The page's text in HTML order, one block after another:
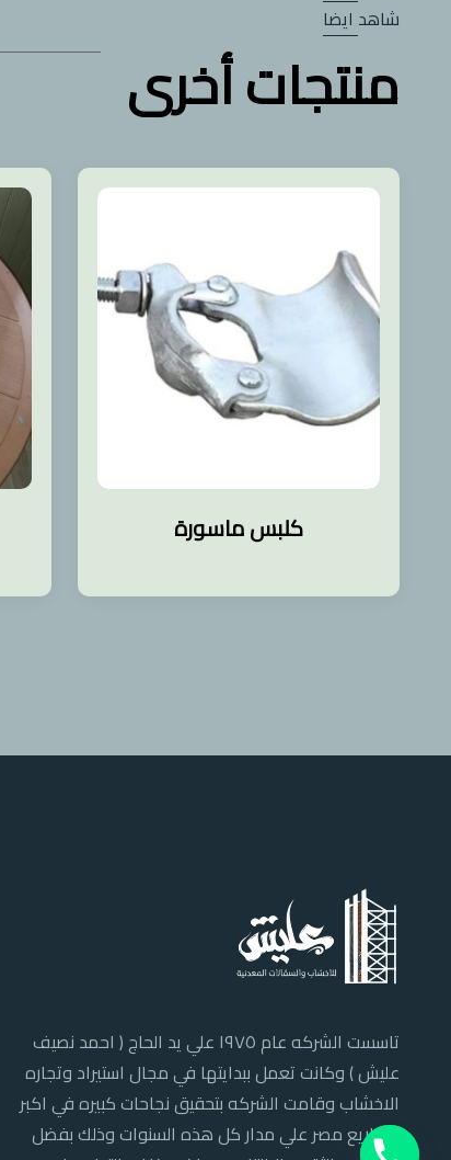
شاهد ايضا
منتجات أخرى
كلبس ماسورة
تاسست الشركه عام ١٩٧٥ علي يد الحاج ( احمد نصيف
عليش ) وكانت تعمل ببدايتها في مجال استيراد وتجاره
الاخشاب وقامت الشركه بتحقيق نجاحات كبيره في اكبر
مشاريع مصر علي مدار كل هذه السنوات وذلك بفضل